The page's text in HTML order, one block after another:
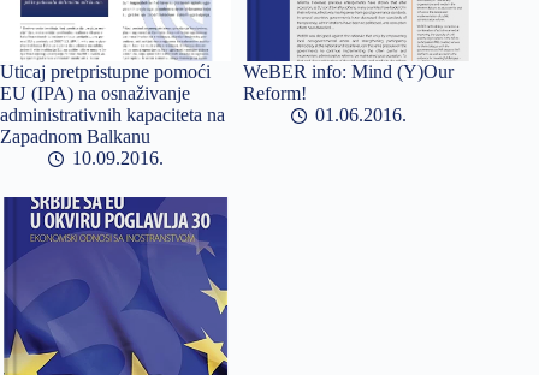
Uticaj pretpristupne pomoći
EU (IPA) na osnaživanje
administrativnih kapaciteta na
Zapadnom Balkanu
10.09.2016
WeBER info: Mind (Y)Our
Reform!
01.06.2016